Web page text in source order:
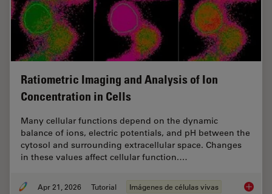
Ratiometric Imaging and Analysis of Ion
Concentration in Cells
Many cellular functions depend on the dynamic
balance of ions, electric potentials, and pH between the
cytosol and surrounding extracellular space. Changes
in these values affect cellular function.…
Apr 21, 2026 Tutorial Imágenes de células vivas